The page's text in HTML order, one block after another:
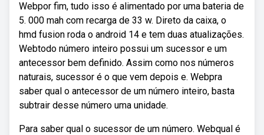
Webpor fim, tudo isso é alimentado por uma bateria de
5. 000 mah com recarga de 33 w. Direto da caixa, o
hmd fusion roda o android 14 e tem duas atualizações.
Webtodo número inteiro possui um sucessor e um
antecessor bem definido. Assim como nos números
naturais, sucessor é o que vem depois e. Webpra
saber qual o antecessor de um número inteiro, basta
subtrair desse número uma unidade.
Para saber qual o sucessor de um número. Webqual é